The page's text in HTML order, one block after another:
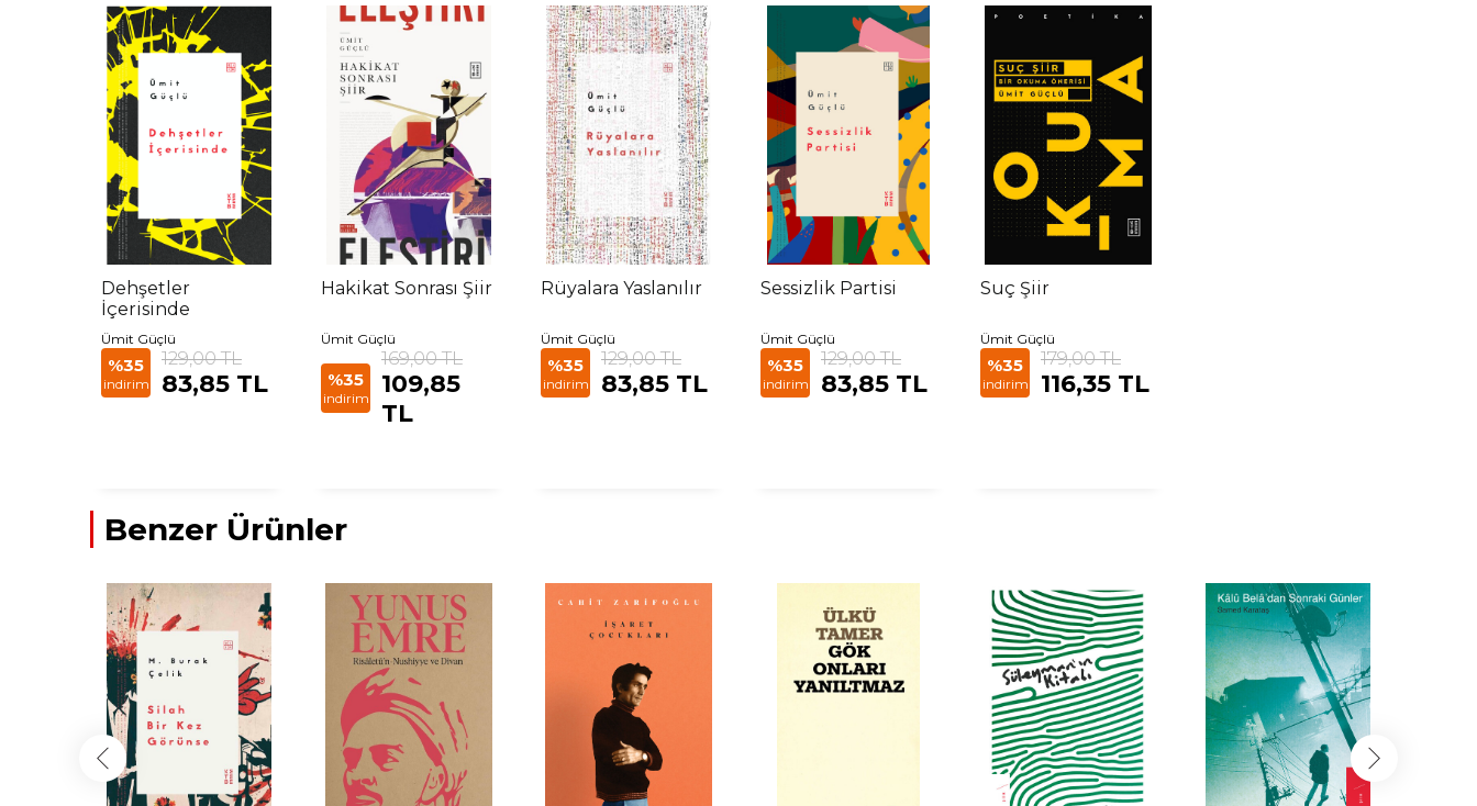
Dehşetler
İçerisinde
Ümit Güçlü
%35
indirim
129,00 TL
83,85 TL
Hakikat Sonrası Şiir
Ümit Güçlü
%35
indirim
169,00 TL
109,85
TL
Rüyalara Yaslanılır
Ümit Güçlü
%35
indirim
129,00 TL
83,85 TL
Sessizlik Partisi
Ümit Güçlü
%35
indirim
129,00 TL
83,85 TL
Suç Şiir
Ümit Güçlü
%35
indirim
179,00 TL
116,35 TL
Benzer Ürünler